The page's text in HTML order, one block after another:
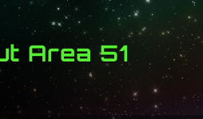
Area 51